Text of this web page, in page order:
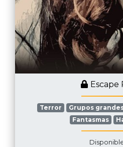
Escape
Terror Grupos
Fantasmas